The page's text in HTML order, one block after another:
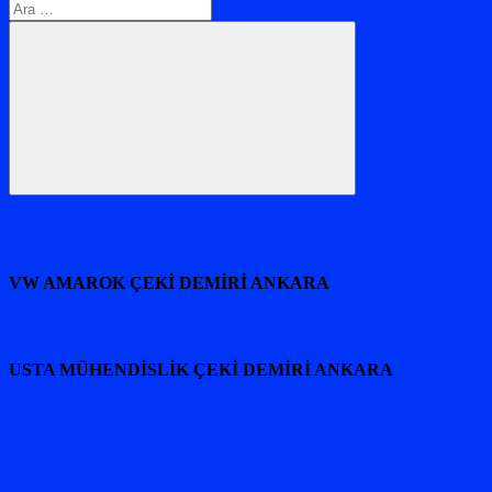
Arama:
Ara
VW AMAROK ÇEKİ DEMİRİ ANKARA
USTA MÜHENDİSLİK ÇEKİ DEMİRİ ANKARA